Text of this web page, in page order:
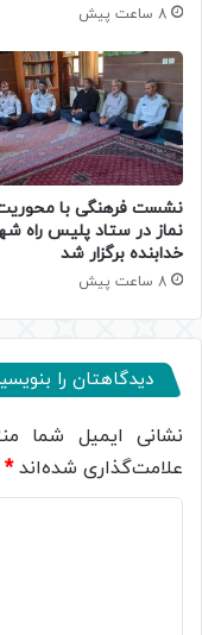
8 ساعت پیش
نشست فرهنگی با
نماز در ستاد پلیس راه
خدابنده برگزار شد
8 ساعت پیش
دیدگاهتان را
نشانی ایمیل شما
علامت‌گذاری شده‌اند*